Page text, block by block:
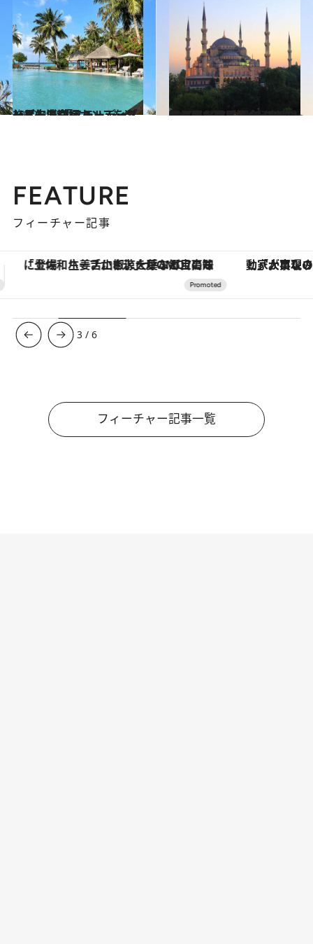
2022.4.18
一足先にヴァカンスを楽しむ人で満杯 モルディブリゾート 「フォーシーズンズ」滞在記
旅＆お出かけ 2022.10.29
東と西が混ざり合う魅惑の都市 イスタンブールに吹く新しい風 最旬クリエイターを巡る旅へ
旅＆お出かけ
FEATURE
フィーチャー記事
「大事なのは地域の意識を変えること」。ロレックス賞受賞の自然保護活動家が実現させたナイジェリアの自然環境の復活 ヴァシュロン・コンスタンタ
3 /6
フィーチャー記事一覧